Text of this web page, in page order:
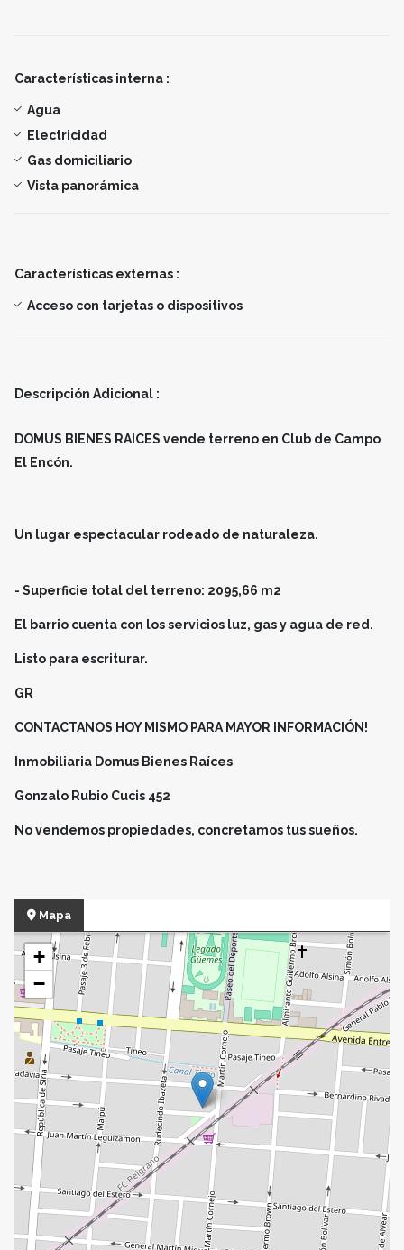
Características interna :
Agua
Electricidad
Gas domiciliario
Vista panorámica
Características externas :
Acceso con tarjetas o dispositivos
Descripción Adicional :
DOMUS BIENES RAICES vende terreno en Club de Campo
El Encón.
Un lugar espectacular rodeado de naturaleza.
- Superficie total del terreno: 2095,66 m2
El barrio cuenta con los servicios luz, gas y agua de red.
Listo para escriturar.
GR
CONTACTANOS HOY MISMO PARA MAYOR INFORMACIÓN!
Inmobiliaria Domus Bienes Raíces
Gonzalo Rubio Cucis 452
No vendemos propiedades, concretamos tus sueños.
Mapa
+
−